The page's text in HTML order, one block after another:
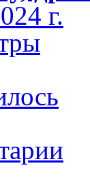
г.